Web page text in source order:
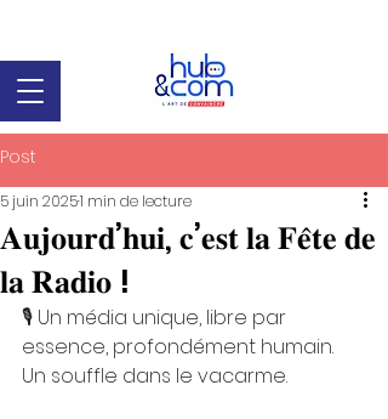
Post
𝐀𝐮𝐣𝐨𝐮𝐫𝐝’𝐡𝐮𝐢, 𝐜’𝐞𝐬𝐭 𝐥𝐚 𝐅𝐞̂𝐭𝐞 𝐝𝐞
𝐥𝐚 𝐑𝐚𝐝𝐢𝐨 !
5 juin 20251 min de lecture
🎙️ Un média unique, libre par
essence, profondément humain.
Un souffle dans le vacarme.